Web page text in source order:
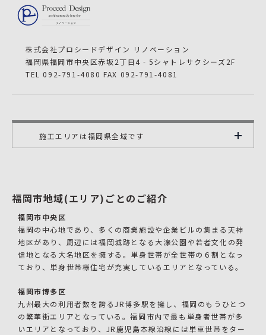
株式会社プロシードデザイン リノベーション
福岡県福岡市中央区赤坂2丁目4‐5シャトレサクシーズ2F
TEL 092-791-4080 FAX 092-791-4081
施工エリアは福岡県全域です
福岡市地域(エリア)ごとのご紹介
福岡市中央区
福岡の中心地であり、多くの商業施設や企業ビルの集まる天神
地区があり、周辺には福岡城跡となる大濠公園や若者文化の発
信地となる大名地区を擁する。単身世帯が全世帯の６割となっ
ており、単身世帯様住宅が充実しているエリアとなっている。
福岡市博多区
九州最大の利用者数を誇るJR博多駅を擁し、福岡のもうひとつ
の繁華街エリアとなっている。福岡市内で最も単身者世帯が多
いエリアとなっており、JR鹿児島本線沿線には単車世帯をター